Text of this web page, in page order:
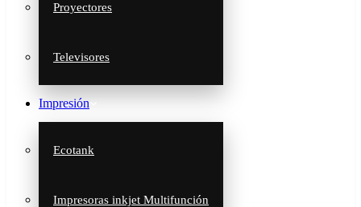
Proyectores
Televisores
Impresión
Ecotank
Impresoras inkjet Multifunción